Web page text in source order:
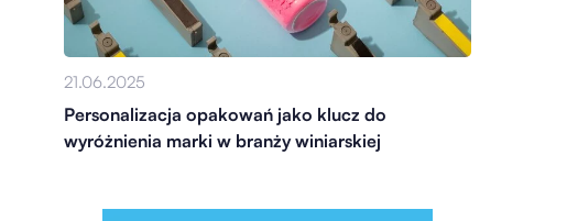
21.06.2025
Personalizacja opakowań jako klucz do
wyróżnienia marki w branży winiarskiej